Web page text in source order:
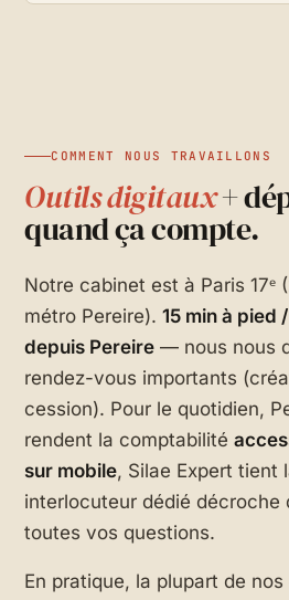
COMMENT NOUS TRAVAILLONS
Outils digitaux+
quand ça compte.
Notre cabinet est à Paris 17ᵉ
métro Pereire).15 min à pied
depuis Pereire — nous nous
rendez-vous importants
cession). Pour le quotidien,
rendent la comptabilité
sur mobile, Silae Expert tient
interlocuteur dédié décroche
toutes vos questions.
En pratique, la plupart de